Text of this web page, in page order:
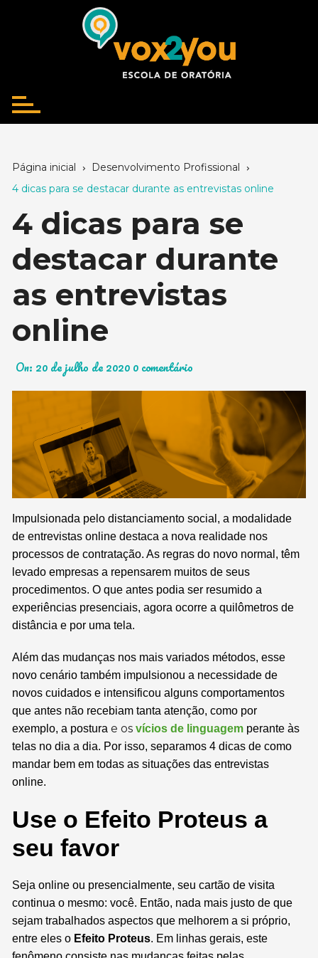
Página inicial
Desenvolvimento Profissional
4 dicas para se destacar durante as entrevistas online
4 dicas para se
destacar durante
as entrevistas
online
On: 20 de julho de 20200 comentário
Impulsionada pelo distanciamento social, a modalidade
de entrevistas online destaca a nova realidade nos
processos de contratação. As regras do novo normal, têm
levado empresas a repensarem muitos de seus
procedimentos. O que antes podia ser resumido a
experiências presenciais, agora ocorre a quilômetros de
distância e por uma tela.
Além das mudanças nos mais variados métodos, esse
novo cenário também impulsionou a necessidade de
novos cuidados e intensificou alguns comportamentos
que antes não recebiam tanta atenção, como por
exemplo, a posturae osvícios de linguagem perante às
telas no dia a dia. Por isso, separamos 4 dicas de como
mandar bem em todas as situações das entrevistas
online.
Use o Efeito Proteus a
seu favor
Seja online ou presencialmente, seu cartão de visita
continua o mesmo: você. Então, nada mais justo de que
sejam trabalhados aspectos que melhorem a si próprio,
entre eles o Efeito Proteus. Em linhas gerais, este